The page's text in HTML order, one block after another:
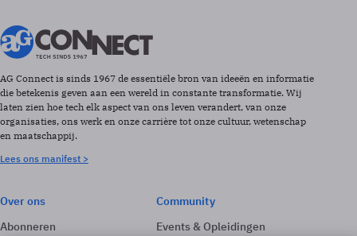
AG Connect is sinds 1967 de essentiële bron van ideeën en informatie
die betekenis geven aan een wereld in constante transformatie. Wij
laten zien hoe tech elk aspect van ons leven verandert, van onze
organisaties, ons werk en onze carrière tot onze cultuur, wetenschap
en maatschappij.
Lees ons manifest >
Over ons
Abonneren
Community
Events & Opleidingen